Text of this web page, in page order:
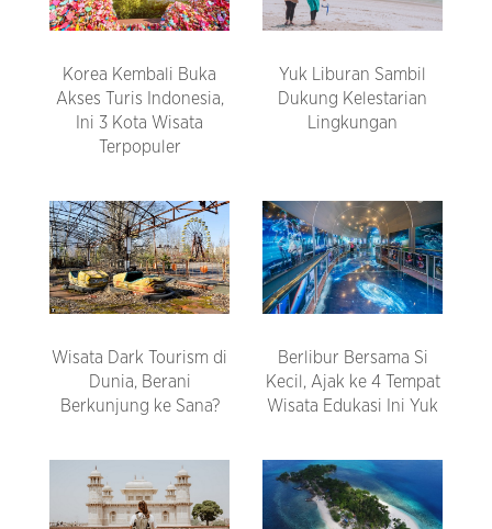
Korea Kembali Buka
Akses Turis Indonesia,
Ini 3 Kota Wisata
Terpopuler
Yuk Liburan Sambil
Dukung Kelestarian
Lingkungan
Wisata Dark Tourism di
Dunia, Berani
Berkunjung ke Sana?
Berlibur Bersama Si
Kecil, Ajak ke 4 Tempat
Wisata Edukasi Ini Yuk